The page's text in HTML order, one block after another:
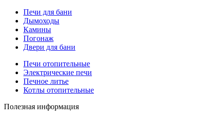
Печи для бани
Дымоходы
Камины
Погонаж
Двери для бани
Печи отопительные
Электрические печи
Печное литье
Котлы отопительные
Полезная информация